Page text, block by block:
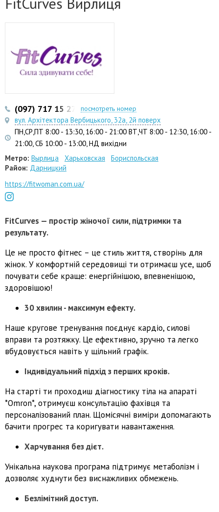
(097) 717 15 27 (050) 833 64 82
посмотреть номер
вул. Архітектора Вербицького, 32а, 2й поверх
ПН,СР,ПТ 8:00 - 13:30, 16:00 - 21:00 ВТ,ЧТ 8:00 - 12:30, 16:00 -
21:00, СБ 10:00 - 13:00, НД вихідни
Метро: Вырлица Харьковская
Бориспольская
Район: Дарницкий
https://fitwoman.com.ua/
FitCurves — простір жіночої сили, підтримки та
результату.
Це не просто фітнес – це стиль життя, створінь для
жінок. У комфортній середовищі ти отримаєш усе, щоб
почувати себе краще: енергійнішою, впевненішою,
здоровішою!
30 хвилин - максимум ефекту.
Наше кругове тренування поєднує кардіо, силові
вправи та розтяжку. Це ефективно, зручно та легко
вбудовується навіть у щільний графік.
Індивідуальний підхід з перших кроків.
На старті ти проходиш діагностику тіла на апараті
*Omron*, отримуєш консультацію фахівця та
персоналізований план. Щомісячні виміри допомагають
бачити прогрес та коригувати навантаження.
Харчування без дієт.
Унікальна наукова програма підтримує метаболізм і
дозволяє худнути без виснажливих обмежень.
Безлімітний доступ.